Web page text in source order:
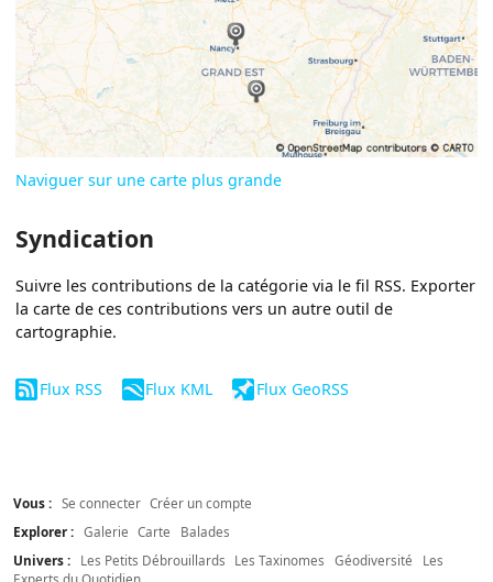
Naviguer sur une carte plus grande
Syndication
Suivre les contributions de la catégorie via le fil RSS. Exporter
la carte de ces contributions vers un autre outil de
cartographie.
Flux RSS Flux KML Flux GeoRSS
Vous : Se connecter Créer un compte
Explorer : Galerie Carte
Balades
Univers :
Les Petits Débrouillards Les Taxinomes Géodiversité
Les